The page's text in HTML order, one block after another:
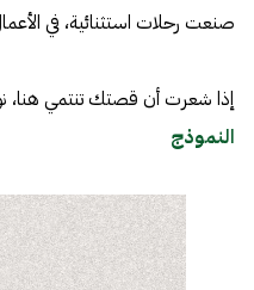
صنعت رحلات استثنائية، في
إذا شعرت أن قصتك تنتمي هنا،
النموذج